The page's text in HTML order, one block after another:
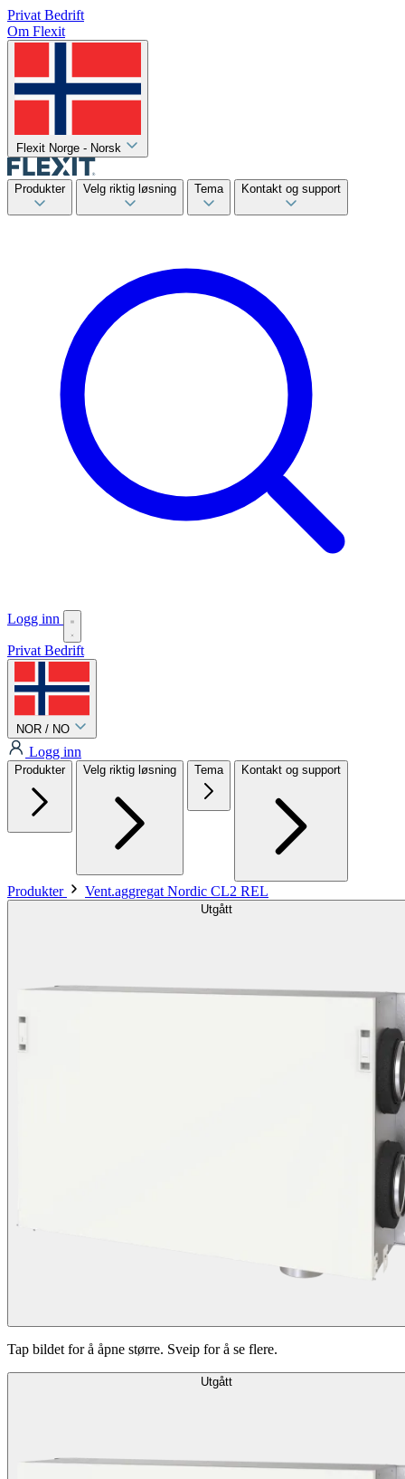
Privat Bedrift
Om Flexit
Flexit Norge - Norsk
Produkter Velg riktig løsning Tema Kontakt og support
Logg inn
Privat Bedrift
NOR / NO
Logg inn
Produkter Velg riktig løsning Tema Kontakt og support
Produkter Vent.aggregat Nordic CL2 REL
Utgått
Tap bildet for å åpne større. Sveip for å se flere.
Utgått